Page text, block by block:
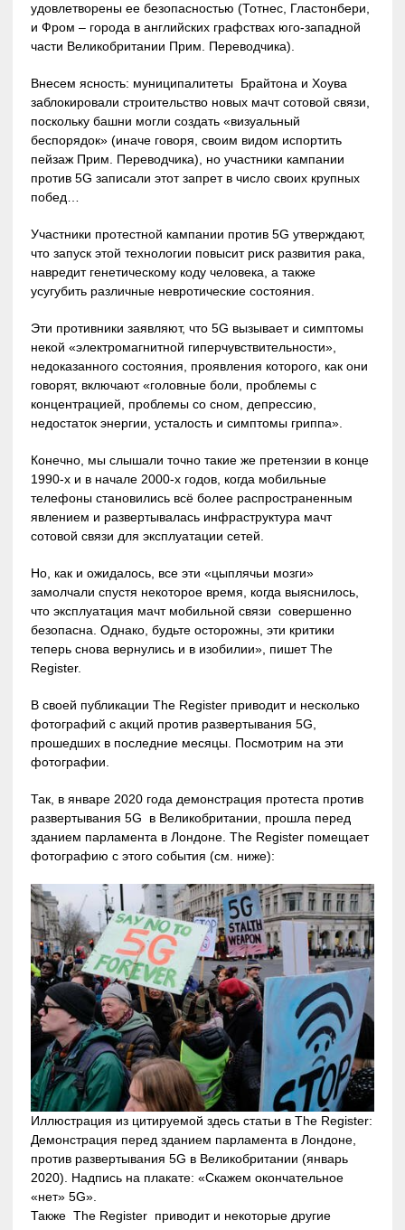
удовлетворены ее безопасностью (Тотнес, Гластонбери,
и Фром – города в английских графствах юго-западной
части Великобритании Прим. Переводчика).
Внесем ясность: муниципалитеты Брайтона и Хоува
заблокировали строительство новых мачт сотовой связи,
поскольку башни могли создать «визуальный
беспорядок» (иначе говоря, своим видом испортить
пейзаж Прим. Переводчика), но участники кампании
против 5G записали этот запрет в число своих крупных
побед…
Участники протестной кампании против 5G утверждают,
что запуск этой технологии повысит риск развития рака,
навредит генетическому коду человека, а также
усугубить различные невротические состояния.
Эти противники заявляют, что 5G вызывает и симптомы
некой «электромагнитной гиперчувствительности»,
недоказанного состояния, проявления которого, как они
говорят, включают «головные боли, проблемы с
концентрацией, проблемы со сном, депрессию,
недостаток энергии, усталость и симптомы гриппа».
Конечно, мы слышали точно такие же претензии в конце
1990-х и в начале 2000-х годов, когда мобильные
телефоны становились всё более распространенным
явлением и развертывалась инфраструктура мачт
сотовой связи для эксплуатации сетей.
Но, как и ожидалось, все эти «цыплячьи мозги»
замолчали спустя некоторое время, когда выяснилось,
что эксплуатация мачт мобильной связи совершенно
безопасна. Однако, будьте осторожны, эти критики
теперь снова вернулись и в изобилии», пишет The
Register.
В своей публикации The Register приводит и несколько
фотографий с акций против развертывания 5G,
прошедших в последние месяцы. Посмотрим на эти
фотографии.
Так, в январе 2020 года демонстрация протеста против
развертывания 5G в Великобритании, прошла перед
зданием парламента в Лондоне. The Register помещает
фотографию с этого события (см. ниже):
Иллюстрация из цитируемой здесь статьи в The Register:
Демонстрация перед зданием парламента в Лондоне,
против развертывания 5G в Великобритании (январь
2020). Надпись на плакате: «Скажем окончательное
«нет» 5G».
Также The Register приводит и некоторые другие